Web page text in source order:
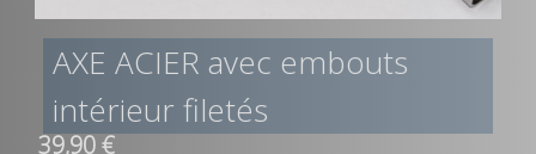
AXE ACIER avec embouts
intérieur filetés
39,90 €